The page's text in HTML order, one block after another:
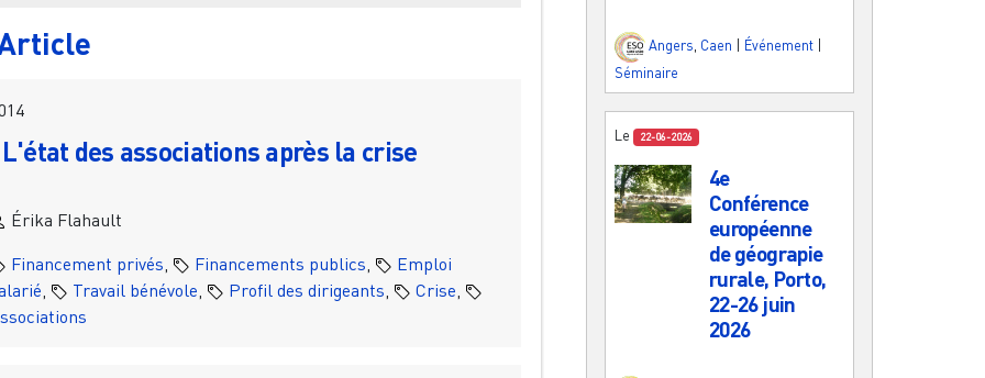
L'état des associations après la crise
Érika Flahault
Financement privés
Financements publics
Emploi
Travail bénévole Profil des dirigeants Crise
Angers, Caen Événement
Séminaire
Le 22-06-2026
4e
Conférence
européenne
de géograpie
rurale, Porto,
22-26 juin
2026